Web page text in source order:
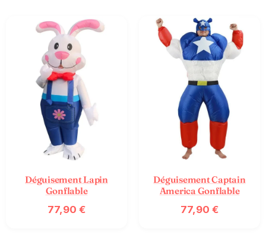
Déguisement Lapin
Gonflable
77,90 €
Déguisement Captain
America Gonflable
77,90 €